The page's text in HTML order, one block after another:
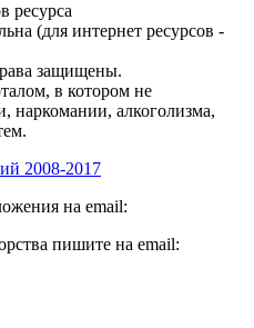
ресурса
(для интернет ресурсов -
защищены.
в котором не
наркомании, алкоголизма,
2008-2017
на email:
пишите на email: